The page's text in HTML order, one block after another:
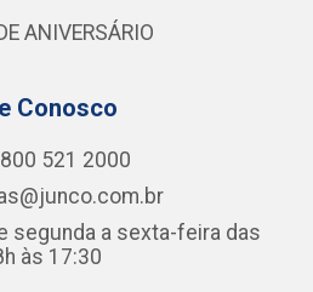
ANIVERSÁRIO
Conosco
521 2000
segunda a sexta-feira das
às 17:30